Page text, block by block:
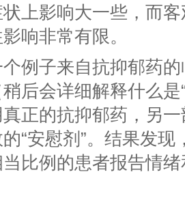
上影响大一些，而
响非常有限。
例子来自抗抑郁药
后会详细解释什么是
正的抗抑郁药，另
“安慰剂”。结果发现
比例的患者报告情